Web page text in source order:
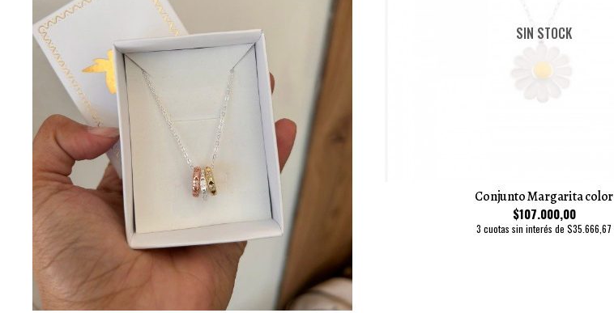
SIN STOCK
Conjunto Margarita color
$107.000,00
3 cuotas sin interés de $35.666,67